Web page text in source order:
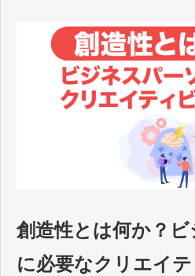
事例紹
セミナー・
お役立ち
資料ダウン
パートナー
創造性とは何か？
に必要なクリエイ